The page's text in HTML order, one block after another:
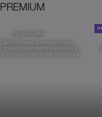
PREMIUM
DE STAD VAN
over Leeuwarden,
en haar favoriete plekken in
'Een stad die voelt als thuis'